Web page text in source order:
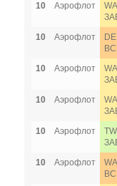
10 Аэрофлот
10
Аэрофлот
10
Аэрофлот
10
Аэрофлот
10
Аэрофлот
10
Аэрофлот